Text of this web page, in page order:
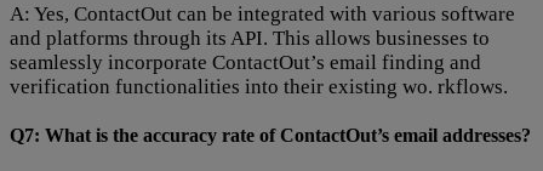
A: Yes, ContactOut can be integrated with various software
and platforms through its API. This allows businesses to
seamlessly incorporate ContactOut’s email finding and
verification functionalities into their existing wo. rkflows.
Q7: What is the accuracy rate of ContactOut’s email addresses?